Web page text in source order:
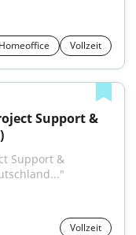
Homeoffice Vollzeit
Support &
Support &
Vollzeit